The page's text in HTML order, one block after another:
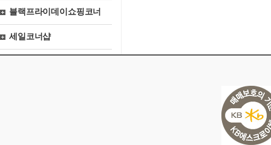
블랙프라이데이쇼핑코너
세일코너샵